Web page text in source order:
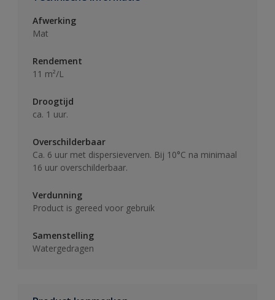
Afwerking
Mat
Rendement
11 m²/L
Droogtijd
ca. 1 uur.
Overschilderbaar
Ca. 6 uur met dispersieverven. Bij 10°C na minimaal
16 uur overschilderbaar.
Verdunning
Product is gereed voor gebruik
Samenstelling
Watergedragen